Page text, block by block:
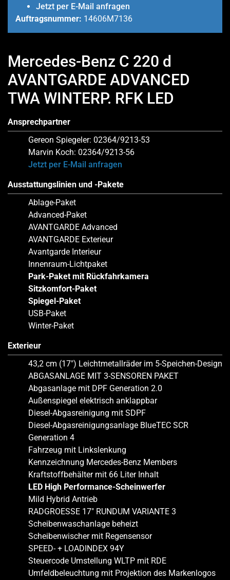
Jetzt per E-Mail anfragen
Auftragsnummer: 14606M7136
Mercedes-Benz C 220 d
AVANTGARDE ADVANCED
TWA WINTERP. RFK LED
Ansprechpartner
Gereon Spiegeler: 02364/9213-53
Marvin Koch: 02364/9213-56
Jetzt per E-Mail anfragen
Ausstattungslinien und -Pakete
Ablage-Paket
Advanced-Paket
AVANTGARDE Advanced
AVANTGARDE Exterieur
Avantgarde Interieur
Innenraum-Lichtpaket
Park-Paket mit Rückfahrkamera
Sitzkomfort-Paket
Spiegel-Paket
USB-Paket
Winter-Paket
Exterieur
43,2 cm (17″) Leichtmetallräder im 5-Speichen-Design
ABGASANLAGE MIT 3-SENSOREN PAKET
Abgasanlage mit DPF Generation 2.0
Außenspiegel elektrisch anklappbar
Diesel-Abgasreinigung mit SDPF
Diesel-Abgasreinigungsanlage BlueTEC SCR
Generation 4
Fahrzeug mit Linkslenkung
Kennzeichnung Mercedes-Benz Members
Kraftstoffbehälter mit 66 Liter Inhalt
LED High Performance-Scheinwerfer
Mild Hybrid Antrieb
RADGROESSE 17″ RUNDUM VARIANTE 3
Scheibenwaschanlage beheizt
Scheibenwischer mit Regensensor
SPEED- + LOADINDEX 94Y
Steuercode Umstellung WLTP mit RDE
Umfeldbeleuchtung mit Projektion des Markenlogos